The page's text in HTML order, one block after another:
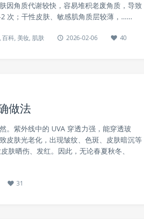
因角质代谢较快，容易堆积老废角质，导致
次；干性皮肤、敏感肌角质层较薄，……
百科, 美妆, 肌肤 2026-02-06 40
做法
。紫外线中的 UVA 穿透力强，能穿透玻
皮肤光老化，出现皱纹、色斑、皮肤暗沉等
肤晒伤、发红。因此，无论春夏秋冬、
31